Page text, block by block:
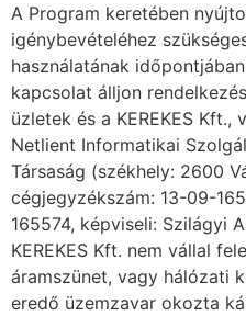
A Program keretében
igénybevételéhez
használatának
kapcsolat álljon
üzletek és a KEREKES
Netlient Informatikai
Társaság (székhely: 2600
cégjegyzékszám: 13-09-
165574, képviseli: Szilágyi
KEREKES Kft. nem vállal
áramszünet, vagy hálózati
eredő üzemzavar okozta